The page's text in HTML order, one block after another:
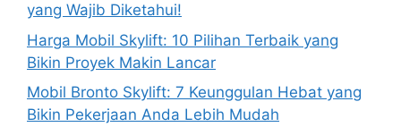
yang Wajib Diketahui!
Harga Mobil Skylift: 10 Pilihan Terbaik yang
Bikin Proyek Makin Lancar
Mobil Bronto Skylift: 7 Keunggulan Hebat yang
Bikin Pekerjaan Anda Lebih Mudah